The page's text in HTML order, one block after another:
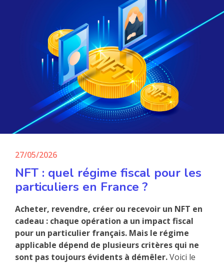
27/05/2026
NFT : quel régime fiscal pour les
particuliers en France ?
Acheter, revendre, créer ou recevoir un NFT en
cadeau : chaque opération a un impact fiscal
pour un particulier français. Mais le régime
applicable dépend de plusieurs critères qui ne
sont pas toujours évidents à démêler.Voici le